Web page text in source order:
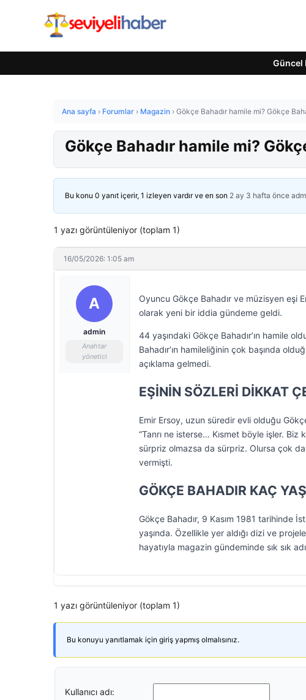
Güncel
Ana sayfa › Forumlar › Magazin › Gökçe Bahadır hamile mi? Gökçe
Gökçe Bahadır hamile mi?
Bu konu 0 yanıt içerir, 1 izleyen vardır ve en son 2 ay 3 hafta önce
1 yazı görüntüleniyor (toplam 1)
16/05/2026: 1:05 am
A
admin
Anahtar
yönetici
Oyuncu Gökçe Bahadır ve müzisyen eşi
olarak yeni bir iddia gündeme geldi.
44 yaşındaki Gökçe Bahadır’ın hamile
Bahadır’ın hamileliğinin çok başında
açıklama gelmedi.
EŞİNİN SÖZLERİ DİKKAT
Emir Ersoy, uzun süredir evli olduğu
“Tanrı ne isterse… Kısmet böyle işler.
sürpriz olmazsa da sürpriz. Olursa çok
vermişti.
GÖKÇE BAHADIR KAÇ
Gökçe Bahadır, 9 Kasım 1981 tarihinde
yaşında. Özellikle yer aldığı dizi ve
hayatıyla magazin gündeminde sık sık
1 yazı görüntüleniyor (toplam 1)
Bu konuyu yanıtlamak için giriş yapmış olmalısınız.
Kullanıcı adı: